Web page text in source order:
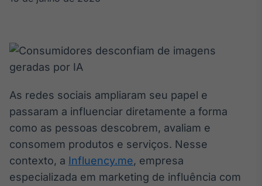
conteúdos
personalizados
Soluções de Dados
e Conteúdos
Broadcast
OTC
Plataforma para
As redes sociais ampliaram seu papel e
passaram a influenciar diretamente a forma
como as pessoas descobrem, avaliam e
consomem produtos e serviços. Nesse
contexto, a Influency.me, empresa
especializada em marketing de influência com